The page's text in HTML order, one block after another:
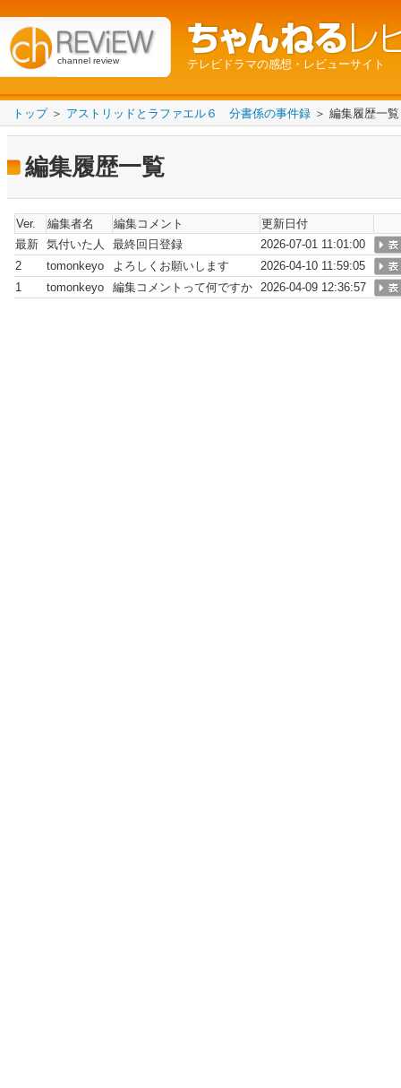
channel review テレビドラマの感想・レビューサイト
トップ＞ アストリッドとラファエル６ 分書係の事件録 ＞ 編集履歴一覧
編集履歴一覧
Ver. 編集者名 編集コメント
更新日付
最新 気付いた人 最終回日登録
2026-07-01 11:01:00
2
tomonkeyo よろしくお願いします
2026-04-10 11:59:05
1
tomonkeyo 編集コメントって何ですか 2026-04-09 12:36:57